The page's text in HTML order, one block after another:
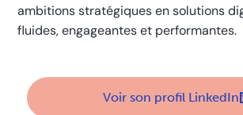
ambitions stratégiques en solutions
fluides, engageantes et performantes.
Voir son profil LinkedIn